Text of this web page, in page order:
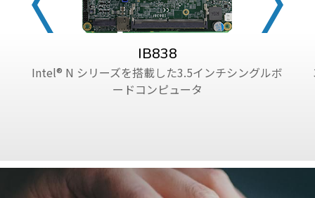
IB838
Intel® N シリーズを搭載した3.5インチシングルボ
ードコンピュータ